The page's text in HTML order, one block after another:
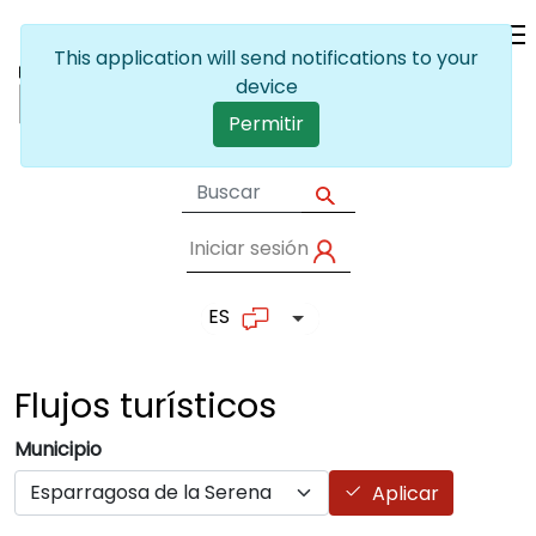
User account
Iniciar sesión
ES Lista adicional de
Flujos turísticos
Municipio
Aplicar
This application will send notifications to your
device
Permitir